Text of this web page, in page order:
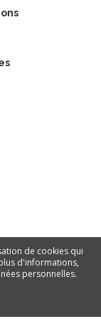
de cookies qui
d'informations,
personnelles.